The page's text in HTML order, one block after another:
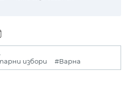
избори
#Варна